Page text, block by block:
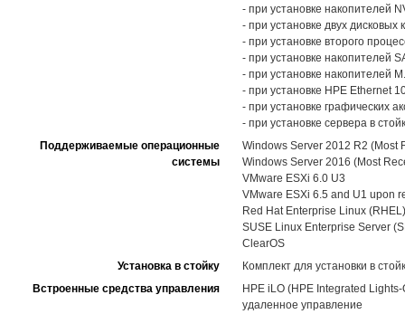
- при установке накопителей
- при установке двух
- при установке второго
- при установке накопителей
- при установке накопителей
- при установке HPE Ethernet
- при установке графических
- при установке сервера в
Поддерживаемые операционные
системы
Windows Server 2012 R2 (Most
Windows Server 2016 (Most
VMware ESXi 6.0 U3
VMware ESXi 6.5 and U1 upon
Red Hat Enterprise Linux
SUSE Linux Enterprise Server
ClearOS
Установка в стойку
Комплект для установки в
Встроенные средства управления
HPE iLO (HPE Integrated
удаленное управление